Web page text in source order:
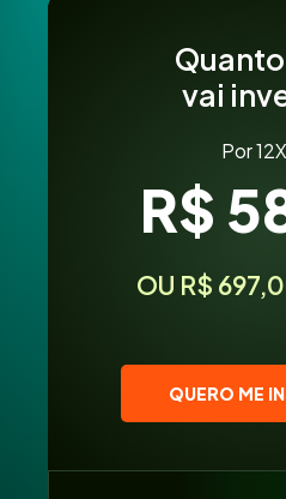
vai
Por
R$
OU R$
QUERO ME